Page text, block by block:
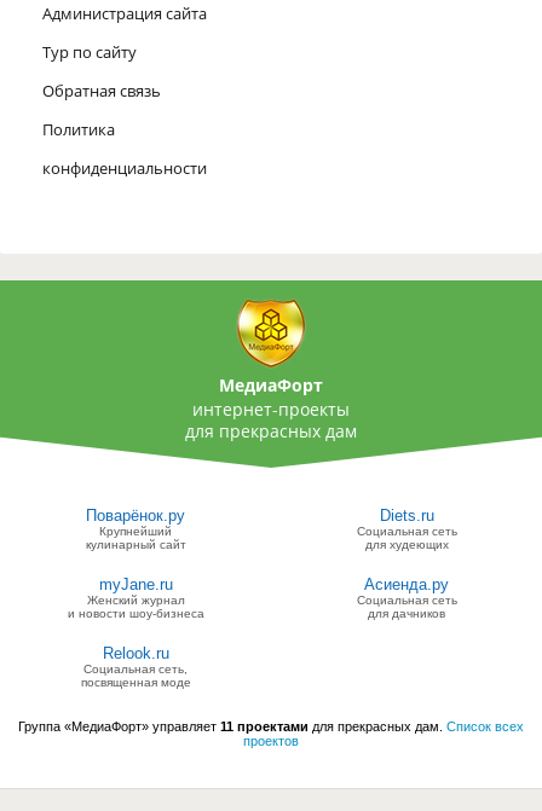
Администрация сайта
Тур по сайту
Обратная связь
Политика
конфиденциальности
МедиаФорт
интернет-проекты
для прекрасных дам
Поварёнок.ру
Крупнейший
кулинарный сайт
Diets.ru
Социальная сеть
для худеющих
myJane.ru
Женский журнал
и новости шоу-бизнеса
Асиенда.ру
Социальная сеть
для дачников
Relook.ru
Социальная сеть,
посвященная моде
Группа «МедиаФорт» управляет 11 проектами для прекрасных дам. Список всех
проектов